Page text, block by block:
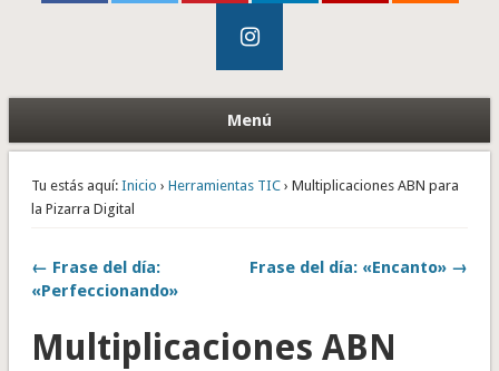
Menú
Tu estás aquí: Inicio › Herramientas TIC› Multiplicaciones ABN para
la Pizarra Digital
← Frase del día:
«Perfeccionando»
Frase del día: «Encanto» →
Multiplicaciones ABN